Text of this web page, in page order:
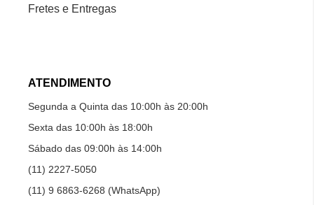
Fretes e Entregas
ATENDIMENTO
Segunda a Quinta das 10:00h às 20:00h
Sexta das 10:00h às 18:00h
Sábado das 09:00h às 14:00h
(11) 2227-5050
(11) 9 6863-6268 (WhatsApp)